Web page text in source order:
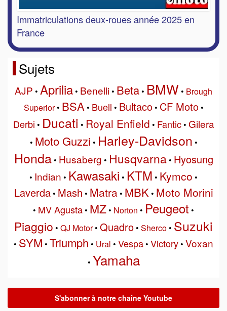
Immatriculations deux-roues année 2025 en
France
Sujets
AJP • Aprilia• Benelli• Beta• BMW • Brough
Superior• BSA• Buell • Bultaco• CF Moto•
Derbi • Ducati • Royal Enfield • Fantic• Gilera
• Moto Guzzi • Harley-Davidson •
Honda• Husaberg • Husqvarna• Hyosung
• Indian • Kawasaki • KTM • Kymco •
Laverda• Mash • Matra• MBK• Moto Morini
• MV Agusta• MZ• Norton • Peugeot •
Piaggio • QJ Motor• Quadro• Sherco• Suzuki
• SYM • Triumph • Ural • Vespa• Victory• Voxan
• Yamaha